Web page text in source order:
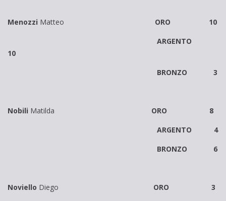
Menozzi Matteo ORO 10
ARGENTO
10
BRONZO 3
Nobili Matilda ORO 8
ARGENTO 4
BRONZO 6
Noviello Diego ORO 3